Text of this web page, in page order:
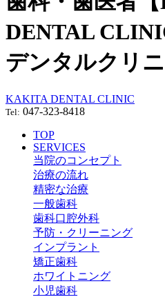
DENTAL
デンタルクリニ
KAKITA DENTAL CLINIC
Tel: 047-323-8418
TOP
SERVICES
当院のコンセプト
治療の流れ
精密な治療
一般歯科
歯科口腔外科
予防・クリーニング
インプラント
矯正歯科
ホワイトニング
小児歯科